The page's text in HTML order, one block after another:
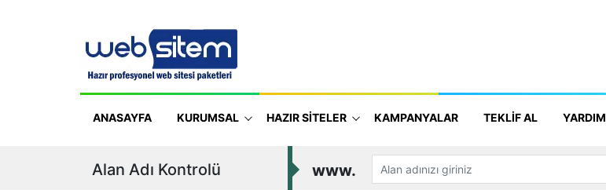
ANASAYFA KURUMSAL HAZIR SİTELER KAMPANYALAR TEKLİF AL YARDIM
Alan Adı Kontrolü www.